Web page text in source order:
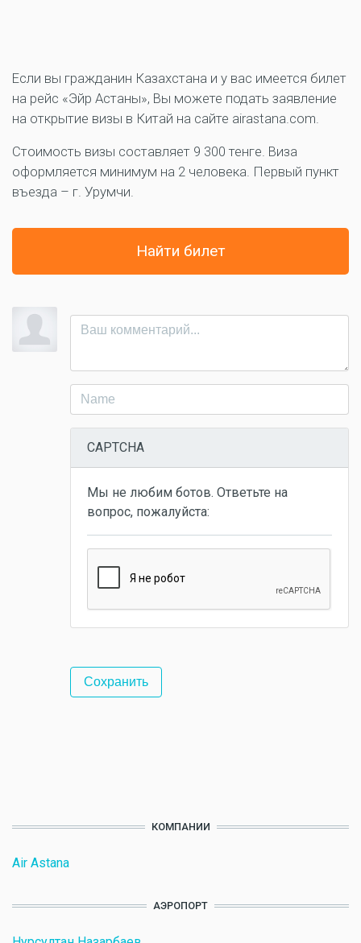
Если вы гражданин Казахстана и у вас имеется билет
на рейс «Эйр Астаны», Вы можете подать заявление
на открытие визы в Китай на сайте airastana.com.
Стоимость визы составляет 9 300 тенге. Виза
оформляется минимум на 2 человека. Первый пункт
въезда – г. Урумчи.
Найти билет
CAPTCHA
Мы не любим ботов. Ответьте на
вопрос, пожалуйста:
КОМПАНИИ
Air Astana
АЭРОПОРТ